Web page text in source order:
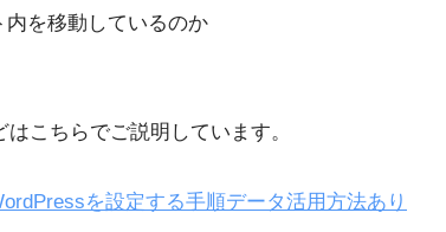
内を移動しているのか
こちらでご説明しています。
を設定する手順データ活用方法あり